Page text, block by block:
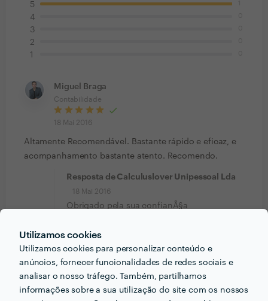
Utilizamos cookies
Utilizamos cookies para personalizar conteúdo e
anúncios, fornecer funcionalidades de redes sociais e
analisar o nosso tráfego. Também, partilhamos
informações sobre a sua utilização do site com os nossos
5
4
3
2
1
Miguel Braga
Contabilidade
18 Mai 2016
Altamente Recomendável. Bastante rápido e eficaz, e
acompanhamento bastante atento. Recomendo.
Resposta de Calculuslover Unipessoal Lda
18 Mai 2016
Obrigado pela sua confianÃ§a
PORTEFÓLIO